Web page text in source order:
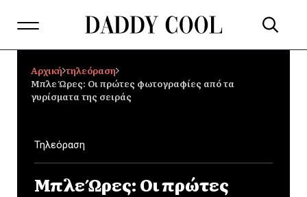
Αρχική τηλεόραση
Μπλε Ώρες: Οι πρώτες φωτογραφίες από τα
γυρίσματα της σειράς
Τηλεόραση
Μπλε Ώρες: Οι πρώτες